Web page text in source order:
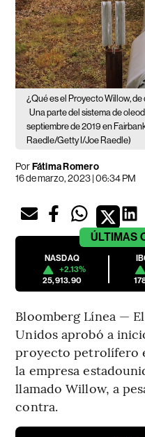
¿Qué es el Proyecto Willow,
Una parte del sistema de
septiembre de 2019 en
Raedle/Getty I/Joe Raedle)
PorFátima Romero
16 de marzo, 2023 | 06:34 PM
ÚLTIMAS
NASDAQ
+2.13%
25,913.90
Bloomberg Línea —
Unidos aprobó a
proyecto petrolífero
la empresa
llamado Willow, a
contra.